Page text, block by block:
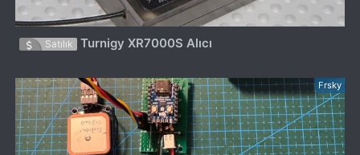
Satılık Turnigy XR7000S Alıcı
Frsky